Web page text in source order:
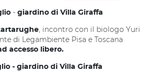
- giardino di Villa Giraffa
, incontro con il biologo Yuri
di Legambiente Pisa e Toscana
accesso libero.
- giardino di Villa Giraffa